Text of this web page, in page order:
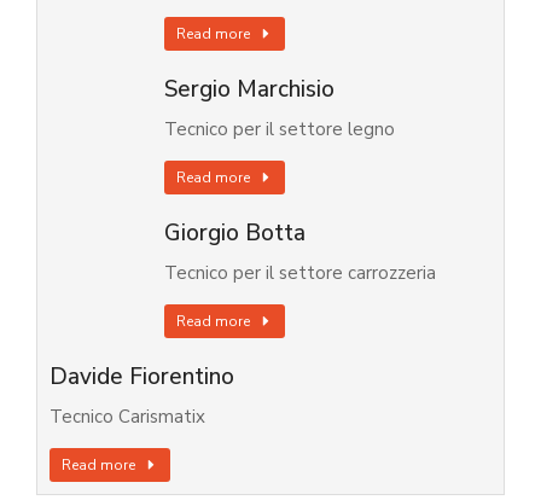
Read more
Sergio Marchisio
Tecnico per il settore legno
Read more
Giorgio Botta
Tecnico per il settore carrozzeria
Read more
Davide Fiorentino
Tecnico Carismatix
Read more